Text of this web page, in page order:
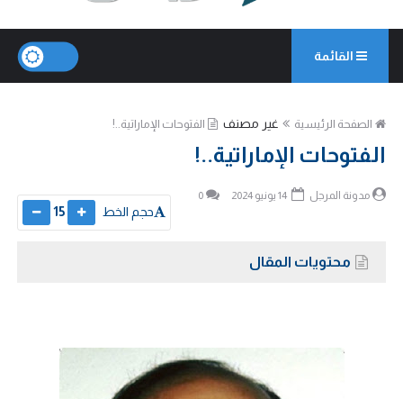
القائمة
الصفحة الرئيسية غير مصنف الفتوحات الإماراتية..!
الفتوحات الإماراتية..!
مدونة المرجل 0
حجم الخط 15
محتويات المقال